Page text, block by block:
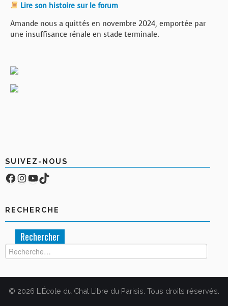
Lire son histoire sur le forum
Amande nous a quittés en novembre 2024, emportée par
une insuffisance rénale en stade terminale.
SUIVEZ-NOUS
Facebook
Compte Instagram
YouTube
TikTok
RECHERCHE
Rechercher :
© 2026 L'École du Chat Libre du Parisis. Tous droits réservés.